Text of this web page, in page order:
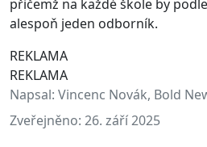
přičemž na každé škole by
alespoň jeden odborník.
REKLAMA
REKLAMA
Napsal: Vincenc Novák, Bold
Zveřejněno: 26. září 2025